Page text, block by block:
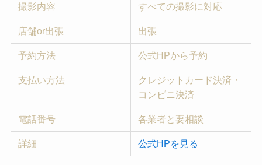
撮影内容 すべての撮影に対応
店舗or出張 出張
予約方法 公式HPから予約
支払い方法
クレジットカード決済・
コンビニ決済
電話番号 各業者と要相談
詳細 公式HPを見る